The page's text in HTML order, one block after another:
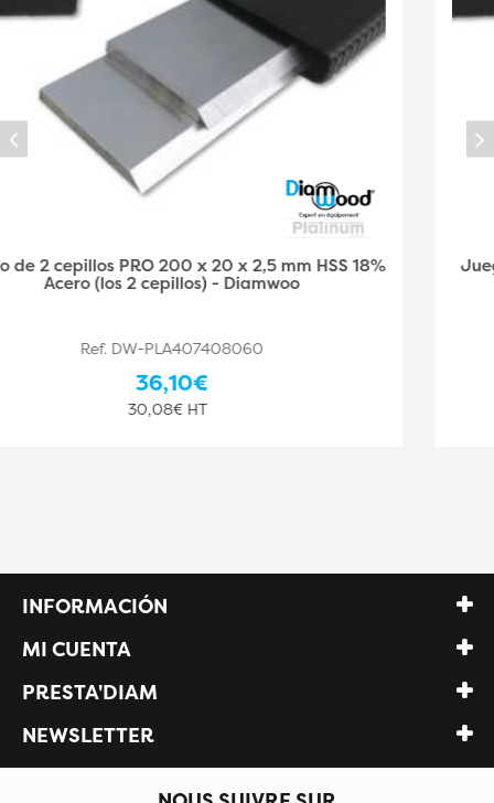
Juego de 2 cepillos PRO 250 x 30 x 3 mm HSS 18%
Acero (los 2 cepillos) - Diamwood
Ref. DW-PLA407408061
36,75€ HT
INFORMACIÓN
MI CUENTA
PRESTA'DIAM
NEWSLETTER